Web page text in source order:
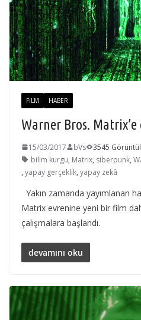
FILM HABER
Warner Bros.
15/03/2017 bVs
3545
bilim kurgu, Matrix, siberpunk,
, yapay gerçeklik, yapay zekâ
Yakın zamanda yayımlanan
Matrix evrenine yeni bir film
çalışmalara başlandı.
devamını oku